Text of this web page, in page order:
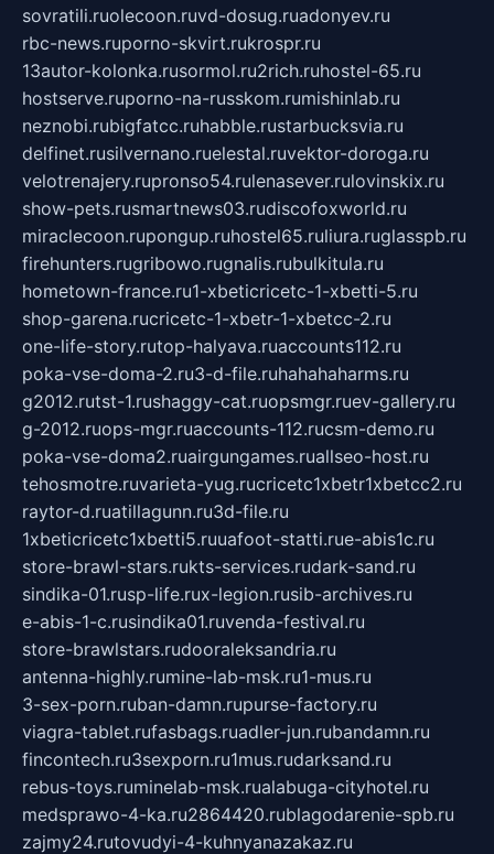
sovratili.ruolecoon.ruvd-dosug.ruadonyev.ru
rbc-news.ruporno-skvirt.rukrospr.ru
13autor-kolonka.rusormol.ru2rich.ruhostel-65.ru
hostserve.ruporno-na-russkom.rumishinlab.ru
neznobi.rubigfatcc.ruhabble.rustarbucksvia.ru
delfinet.rusilvernano.ruelestal.ruvektor-doroga.ru
velotrenajery.rupronso54.rulenasever.rulovinskix.ru
show-pets.rusmartnews03.rudiscofoxworld.ru
miraclecoon.rupongup.ruhostel65.ruliura.ruglasspb.ru
firehunters.rugribowo.rugnalis.rubulkitula.ru
hometown-france.ru1-xbeticricetc-1-xbetti-5.ru
shop-garena.rucricetc-1-xbetr-1-xbetcc-2.ru
one-life-story.rutop-halyava.ruaccounts112.ru
poka-vse-doma-2.ru3-d-file.ruhahahaharms.ru
g2012.rutst-1.rushaggy-cat.ruopsmgr.ruev-gallery.ru
g-2012.ruops-mgr.ruaccounts-112.rucsm-demo.ru
poka-vse-doma2.ruairgungames.ruallseo-host.ru
tehosmotre.ruvarieta-yug.rucricetc1xbetr1xbetcc2.ru
raytor-d.ruatillagunn.ru3d-file.ru
1xbeticricetc1xbetti5.ruuafoot-statti.rue-abis1c.ru
store-brawl-stars.rukts-services.rudark-sand.ru
sindika-01.rusp-life.rux-legion.rusib-archives.ru
e-abis-1-c.rusindika01.ruvenda-festival.ru
store-brawlstars.rudooraleksandria.ru
antenna-highly.rumine-lab-msk.ru1-mus.ru
3-sex-porn.ruban-damn.rupurse-factory.ru
viagra-tablet.rufasbags.ruadler-jun.rubandamn.ru
fincontech.ru3sexporn.ru1mus.rudarksand.ru
rebus-toys.ruminelab-msk.rualabuga-cityhotel.ru
medsprawo-4-ka.ru2864420.rublagodarenie-spb.ru
zajmy24.rutovudyi-4-kuhnyanazakaz.ru